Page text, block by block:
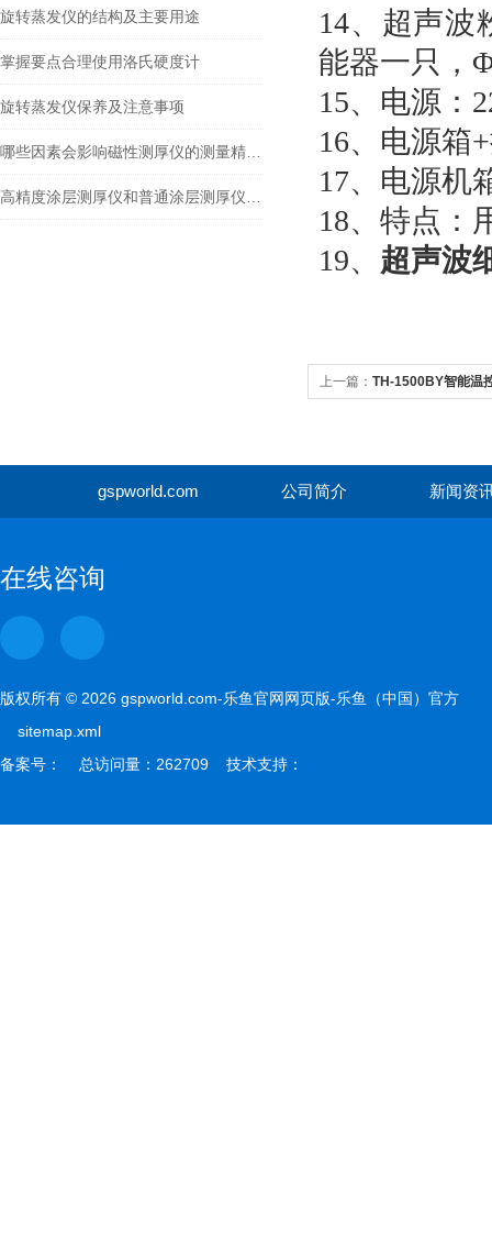
旋转蒸发仪的结构及主要用途
掌握要点合理使用洛氏硬度计
旋转蒸发仪保养及注意事项
14、超声
能器一只，
15、电源：
16、电源箱
17、电源机
18、特点：
19、 超声波
上一篇： TH-1500BY智能温
gspworld.com 公司简介 新闻资
在线咨询
版权所有 © 2026 gspworld.com-乐鱼官网网页版-乐鱼（中国）官方
sitemap.xml
备案号： 总访问量：262709 技术支持：